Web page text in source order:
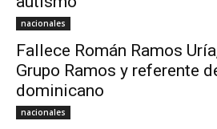
nacionales
Fallece Román Ramos
Grupo Ramos y referente
dominicano
nacionales